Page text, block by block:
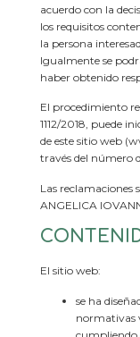
acuerdo con la
los requisitos
la persona
Igualmente se
haber obtenido
El procedimiento
1112/2018, puede
de este sitio web
través del número
Las reclamaciones
ANGELICA
El sitio web:
se ha
normativas